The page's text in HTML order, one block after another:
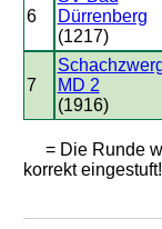
6
Dürrenberg
(1217)
7
MD 2
(1916)
= Die Runde
korrekt eingestuft!